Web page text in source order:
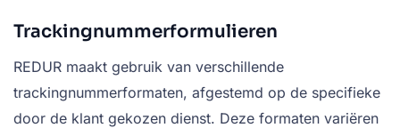
Trackingnummerformulieren
REDUR maakt gebruik van verschillende
trackingnummerformaten, afgestemd op de specifieke
door de klant gekozen dienst. Deze formaten variëren